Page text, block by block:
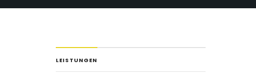
LEISTUNGEN